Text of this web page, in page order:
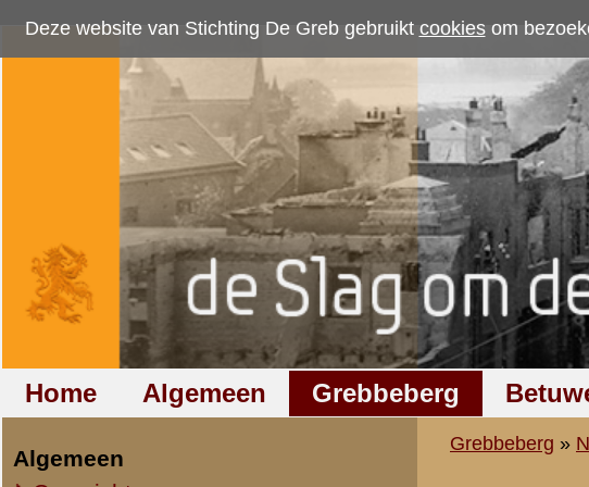
Deze website van Stichting De Greb gebruikt cookies om bezoekersaantallen te meten. Als u
Home Algemeen Grebbeberg Betuwestelling Ereveld
Algemeen
Overzicht op naam
IIe Legerkorps
Stafkwartier IIe Legerkorps
IVe Divisie
Grebbeberg Nederlandse militaire rapporten »
2e Bataljon 8e Regiment
Staf (St.-II-8 R.I.)
Verklaring van Dr. K.L. Bakema
SMG 508 / 1 [NIMH]